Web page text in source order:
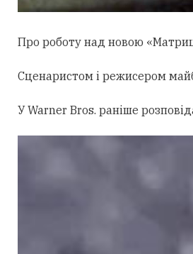
Про роботу над новою
Сценаристом і режисером
У Warner Bros. раніше